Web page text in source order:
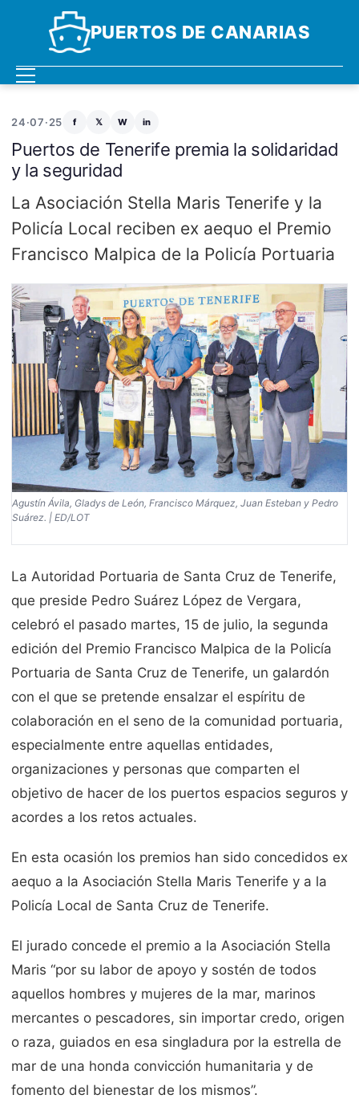
PUERTOS DE CANARIAS
24·07·25 f 𝕏 W in
Puertos de Tenerife premia la solidaridad
y la seguridad
La Asociación Stella Maris Tenerife y la
Policía Local reciben ex aequo el Premio
Francisco Malpica de la Policía Portuaria
Agustín Ávila, Gladys de León, Francisco Márquez, Juan Esteban y Pedro
Suárez. | ED/LOT
La Autoridad Portuaria de Santa Cruz de Tenerife,
que preside Pedro Suárez López de Vergara,
celebró el pasado martes, 15 de julio, la segunda
edición del Premio Francisco Malpica de la Policía
Portuaria de Santa Cruz de Tenerife, un galardón
con el que se pretende ensalzar el espíritu de
colaboración en el seno de la comunidad portuaria,
especialmente entre aquellas entidades,
organizaciones y personas que comparten el
objetivo de hacer de los puertos espacios seguros y
acordes a los retos actuales.
En esta ocasión los premios han sido concedidos ex
aequo a la Asociación Stella Maris Tenerife y a la
Policía Local de Santa Cruz de Tenerife.
El jurado concede el premio a la Asociación Stella
Maris “por su labor de apoyo y sostén de todos
aquellos hombres y mujeres de la mar, marinos
mercantes o pescadores, sin importar credo, origen
o raza, guiados en esa singladura por la estrella de
mar de una honda convicción humanitaria y de
fomento del bienestar de los mismos”.